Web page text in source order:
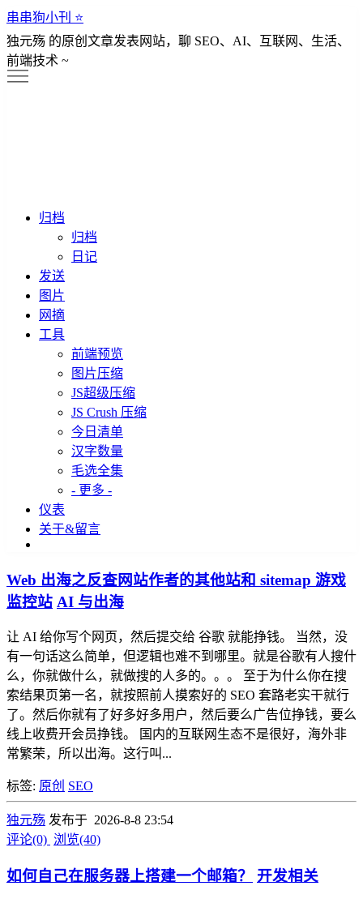
串串狗小刊 ⭐️
独元殇 的原创文章发表网站，聊 SEO、AI、互联网、生活、
前端技术 ~
归档
归档
日记
发送
图片
网摘
工具
前端预览
图片压缩
JS超级压缩
JS Crush 压缩
今日清单
汉字数量
毛选全集
- 更多 -
仪表
关于&留言
Web 出海之反查网站作者的其他站和 sitemap 游戏
监控站 AI 与出海
让 AI 给你写个网页，然后提交给 谷歌 就能挣钱。 当然，没
有一句话这么简单，但逻辑也难不到哪里。就是谷歌有人搜什
么，你就做什么，就做搜的人多的。。。 至于为什么你在搜
索结果页第一名，就按照前人摸索好的 SEO 套路老实干就行
了。然后你就有了好多好多用户，然后要么广告位挣钱，要么
线上收费开会员挣钱。 国内的互联网生态不是很好，海外非
常繁荣，所以出海。这行叫...
标签: 原创 SEO
独元殇 发布于 2026-8-8 23:54
评论(0) 浏览(40)
如何自己在服务器上搭建一个邮箱？ 开发相关